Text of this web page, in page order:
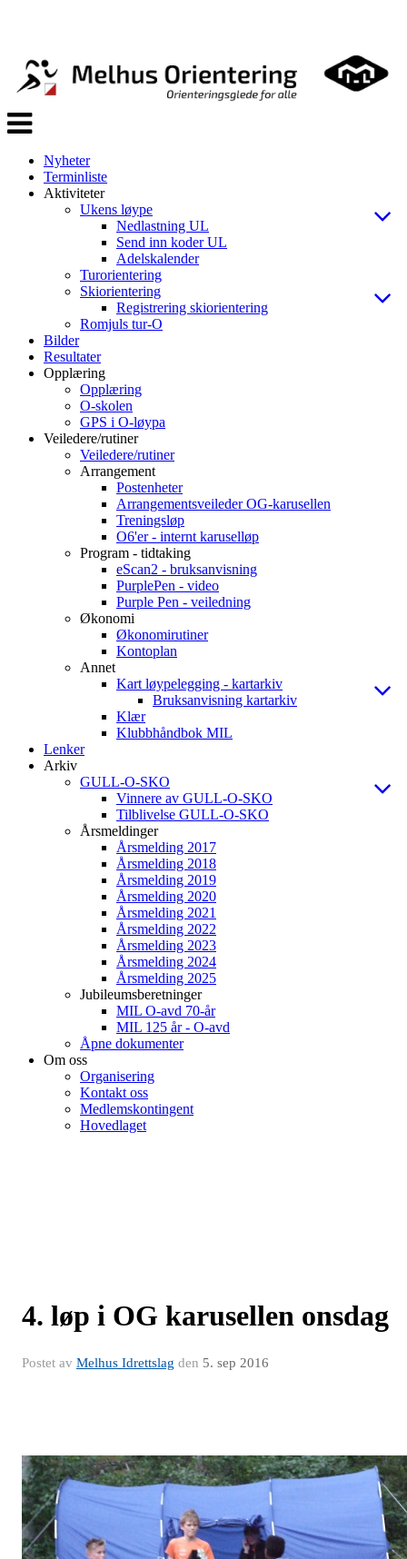
Veksle
navigasjon
Nyheter
Terminliste
Aktiviteter
Ukens løype
Nedlastning UL
Send inn koder UL
Adelskalender
Turorientering
Skiorientering
Registrering skiorientering
Romjuls tur-O
Bilder
Resultater
Opplæring
Opplæring
O-skolen
GPS i O-løypa
Veiledere/rutiner
Veiledere/rutiner
Arrangement
Postenheter
Arrangementsveileder OG-karusellen
Treningsløp
O6'er - internt karuselløp
Program - tidtaking
eScan2 - bruksanvisning
PurplePen - video
Purple Pen - veiledning
Økonomi
Økonomirutiner
Kontoplan
Annet
Kart løypelegging - kartarkiv
Bruksanvisning kartarkiv
Klær
Klubbhåndbok MIL
Lenker
Arkiv
GULL-O-SKO
Vinnere av GULL-O-SKO
Tilblivelse GULL-O-SKO
Årsmeldinger
Årsmelding 2017
Årsmelding 2018
Årsmelding 2019
Årsmelding 2020
Årsmelding 2021
Årsmelding 2022
Årsmelding 2023
Årsmelding 2024
Årsmelding 2025
Jubileumsberetninger
MIL O-avd 70-år
MIL 125 år - O-avd
Åpne dokumenter
Om oss
Organisering
Kontakt oss
Medlemskontingent
Hovedlaget
4. løp i OG karusellen onsdag
Postet av Melhus Idrettslag den 5. sep 2016